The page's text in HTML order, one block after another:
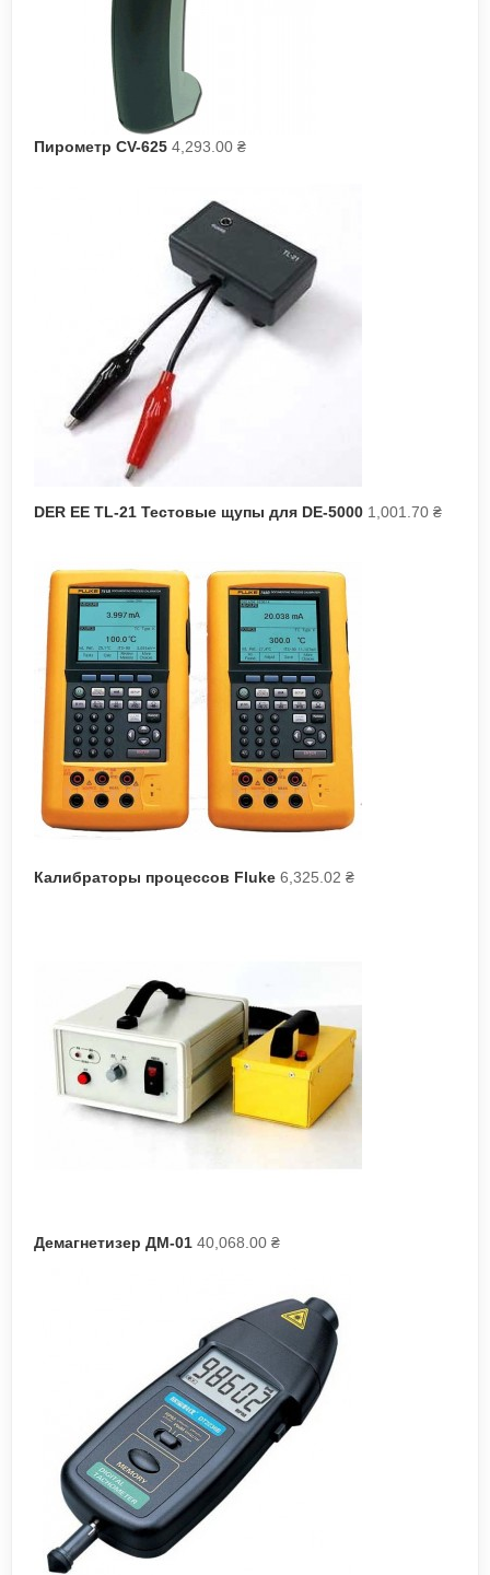
Пирометр CV-625 4,293.00 ₴
DER EE TL-21 Тестовые щупы для DE-5000 1,001.70 ₴
Калибраторы процессов Fluke 6,325.02 ₴
Демагнетизер ДМ-01 40,068.00 ₴